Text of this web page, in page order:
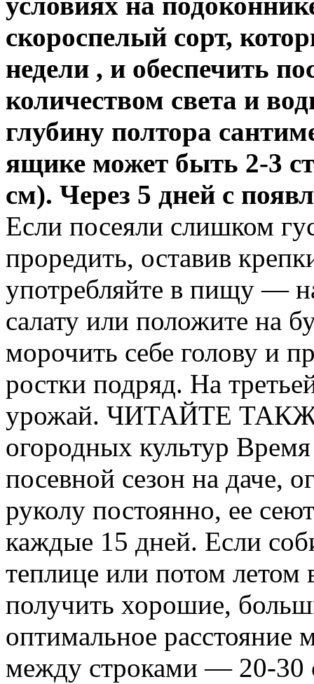
скороспелый сорт,
недели , и обеспечить
количеством света и
глубину полтора
ящике может быть 2-3
см). Через 5 дней с
Если посеяли слишком
проредить, оставив
употребляйте в пищу —
салату или положите на
морочить себе голову и
ростки подряд. На
урожай. ЧИТАЙТЕ
огородных культур
посевной сезон на даче,
руколу постоянно, ее
каждые 15 дней. Если
теплице или потом летом
получить хорошие,
оптимальное
между строками — 20-30